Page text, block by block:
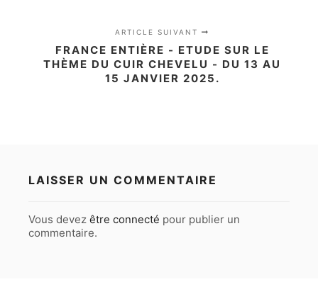
ARTICLE SUIVANT
FRANCE ENTIÈRE - ETUDE SUR LE
THÈME DU CUIR CHEVELU - DU 13 AU
15 JANVIER 2025.
LAISSER UN COMMENTAIRE
Vous devez être connecté pour publier un
commentaire.